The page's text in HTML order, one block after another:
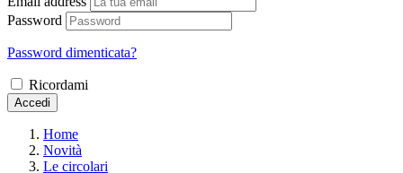
Password
Password dimenticata?
Ricordami
Accedi
Home
Novità
Le circolari